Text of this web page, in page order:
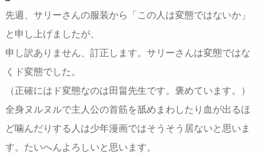
先週、サリーさんの服装から「この人は変態ではないか」
と申し上げましたが、
申し訳ありません、訂正します。サリーさんは変態ではな
くド変態でした。
（正確にはド変態なのは田畠先生です。褒めています。）
全身ヌルヌルで主人公の首筋を舐めまわしたり血が出るほ
ど噛んだりする人は少年漫画ではそうそう居ないと思いま
す。たいへんよろしいと思います。